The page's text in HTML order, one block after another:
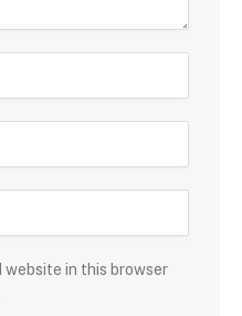
website in this browser